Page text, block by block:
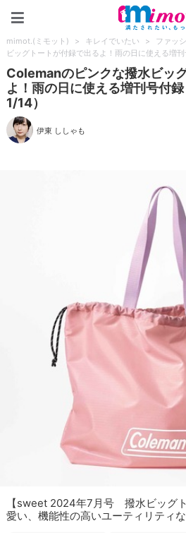
mimot.(ミモット) > キレイでいたい > ファッ
ビッグトートが付録で出るよ！雨の日に使える増
Colemanのピンクな撥水ビッ
よ！雨の日に使える増刊号付
1/14）
伊東 ししゃも
【sweet 2024年7月号 撥水ビッグ
愛い、機能性の高いユーティリティ